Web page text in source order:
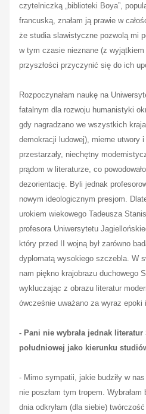
czytelniczką „biblioteki Boya”,
francuską, znałam ją prawie w
że studia slawistyczne pozwolą mi
w tym czasie nieznane (z
przyszłości przyczynić się do ich
Rozpoczynałam naukę na
fatalnym dla rozwoju humanistyki
gdy nagradzano we wszystkich
demokracji ludowej), mierne utwory
przestarzały, niechętny
prądom w literaturze, co
dezorientację. Byli jednak
nowym ideologicznym presjom.
urokiem wiekowego Tadeusza
profesora Uniwersytetu
który przed II wojną był zarówno
dyplomatą wysokiego szczebla. W
nam piękno krajobrazu duchowego
wykluczając z obrazu literatur
ówcześnie uważano za wyraz epoki
- Pani nie wybrała jednak literatur
południowej jako kierunku
- Mimo sympatii, jakie budziły w
nie poszłam tym tropem.
dnia odkryłam (dla siebie)